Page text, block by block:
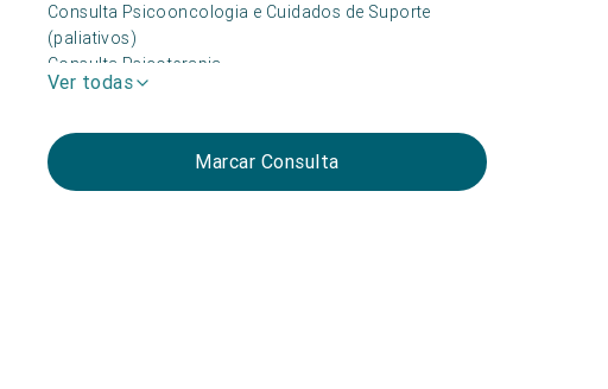
Consulta Psicooncologia e Cuidados de Suporte
(paliativos)
Consulta Psicoterapia
Ver todas
Marcar Consulta